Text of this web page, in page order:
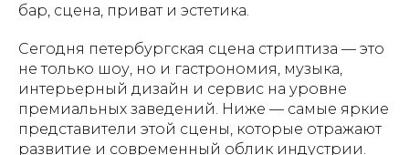
бар, сцена, приват и эстетика.
Сегодня петербургская сцена стриптиза — это
не только шоу, но и гастрономия, музыка,
интерьерный дизайн и сервис на уровне
премиальных заведений. Ниже — самые яркие
представители этой сцены, которые отражают
развитие и современный облик индустрии.